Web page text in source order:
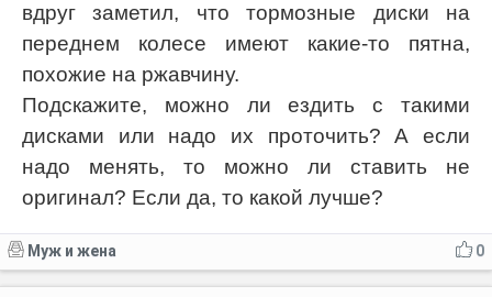
вдруг заметил, что тормозные диски на
переднем колесе имеют какие-то пятна,
похожие на ржавчину.
Подскажите, можно ли ездить с такими
дисками или надо их проточить? А если
надо менять, то можно ли ставить не
оригинал? Если да, то какой лучше?
0
Муж и жена